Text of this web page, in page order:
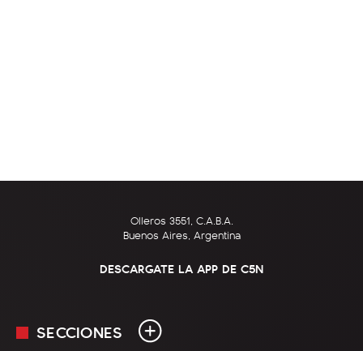
Olleros 3551, C.A.B.A.
Buenos Aires, Argentina
DESCARGATE LA APP DE C5N
SECCIONES